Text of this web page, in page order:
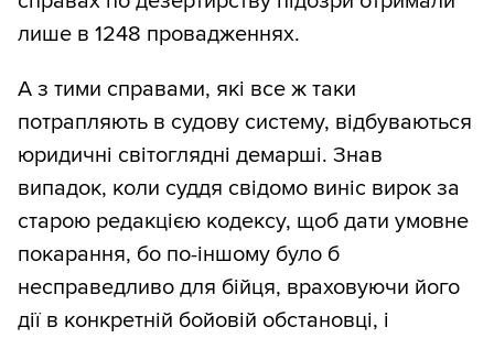
лише в 1248 провадженнях.
А з тими справами, які все ж таки
потрапляють в судову систему, відбуваються
юридичні світоглядні демарші. Знав
випадок, коли суддя свідомо виніс вирок за
старою редакцією кодексу, щоб дати умовне
покарання, бо по-іншому було б
несправедливо для бійця, враховуючи його
дії в конкретній бойовій обстановці, і